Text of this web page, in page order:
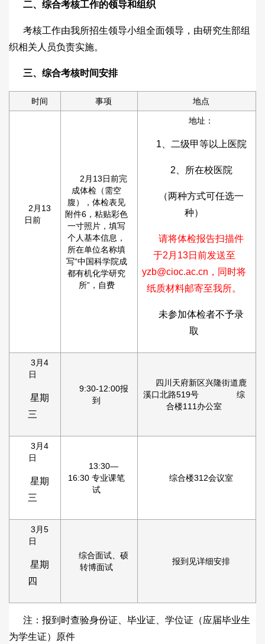
二、综合考核工作的领导和组织
考核工作由我所招生领导小组全面领导，由研究生部组
织相关人员负责实施。
三、综合考核时间安排
时间 事项 地点
2月13
日前
2月13日前完
成体检（需空
腹），体检表见
附件6，粘贴彩色
一寸照片，填写
个人基本信息，
所在单位名称填
写“中国科学院成
都有机化学研究
所”，自费
地址：
1、二级甲等以上医院
2、所在校医院
（两种方式可任选一
种）
请将体检报告扫描件
于2月13日前发送至
yzb@cioc.ac.cn，同时将
纸质材料邮寄至我所。
未参加体检者不予录
取
3月4
日
星期
三
9:30-12:00报
到
四川天府新区兴隆街道鹿
溪口北路519号 综
合楼111办公室
3月4
日
星期
三
13:30—
16:30 专业课笔
试
综合楼312会议室
3月5
日
星期
四
综合面试、硕
转博面试
报到见详细安排
注：报到时查验身份证、毕业证、学位证（应届毕业生
为学生证）原件